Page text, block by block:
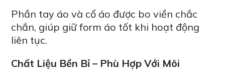
Phần tay áo và cổ áo được bo viền chắc
chắn, giúp giữ form áo tốt khi hoạt động
liên tục.
Chất Liệu Bền Bỉ – Phù Hợp Với Môi